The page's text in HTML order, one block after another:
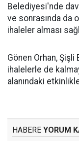
Belediyesi'nde
ve sonrasında da
ihaleler alması
Gönen Orhan,
ihalelerle de
alanındaki
HABERE YORUM